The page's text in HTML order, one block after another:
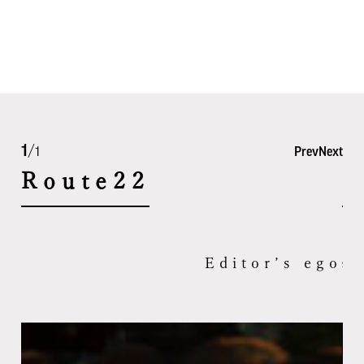
PrevNext
1/1
Editor’s ego
Route22
Editor’s ego
Editor’s